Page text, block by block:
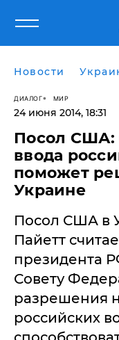
Новости
ДИАЛОГ МИР
24 июня 2014, 18:31
Посол США:
ввода
поможет
Украине
Посол США в
Пайетт
президента
Совету
разрешения
российских